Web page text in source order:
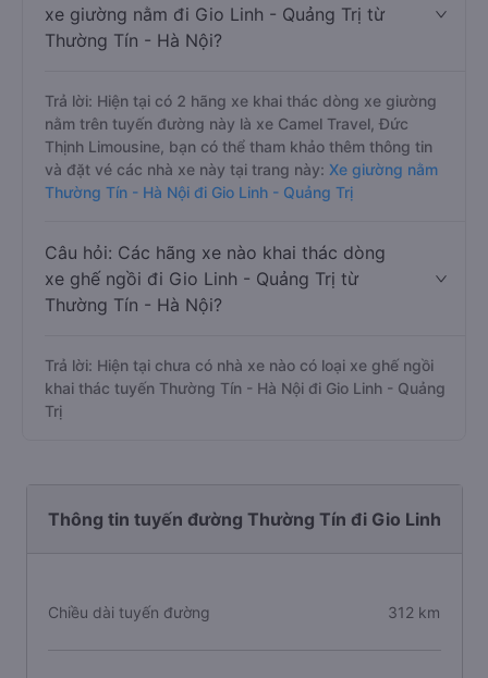
xe giường nằm đi Gio Linh - Quảng Trị từ
Thường Tín - Hà Nội?
Trả lời: Hiện tại có 2 hãng xe khai thác dòng xe giường
nằm trên tuyến đường này là xe Camel Travel, Đức
Thịnh Limousine, bạn có thể tham khảo thêm thông tin
và đặt vé các nhà xe này tại trang này: Xe giường nằm
Thường Tín - Hà Nội đi Gio Linh - Quảng Trị
Câu hỏi: Các hãng xe nào khai thác dòng
xe ghế ngồi đi Gio Linh - Quảng Trị từ
Thường Tín - Hà Nội?
Trả lời: Hiện tại chưa có nhà xe nào có loại xe ghế ngồi
khai thác tuyến Thường Tín - Hà Nội đi Gio Linh - Quảng
Trị
Thông tin tuyến đường Thường Tín đi Gio Linh
Chiều dài tuyến đường 312 km